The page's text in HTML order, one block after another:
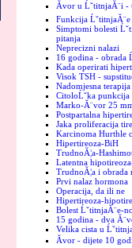
Ăvor u ĹˇtitnjaĂ¨i -
Funkcija ĹˇtitnjaĂ¨e
Simptomi bolesti
pitanja
Neprecizni nalazi
16 godina - obrada
Kada operirati
Visok TSH -
Nadomjesna
CitoloĹˇka punkcija
Marko-Ă¨vor 25
Postpartalna
Jaka proliferacija
Karcinoma Hurthle
Hipertireoza-BiH
TrudnoĂ¦a-
Latentna
TrudnoĂ¦a i obrada
Prvi nalaz hormona
Operacija, da ili ne
Hipertireoza-
Bolest ĹˇtitnjaĂ¨e-
15 godina - dva
Velika cista u
Ăvor - dijete 10